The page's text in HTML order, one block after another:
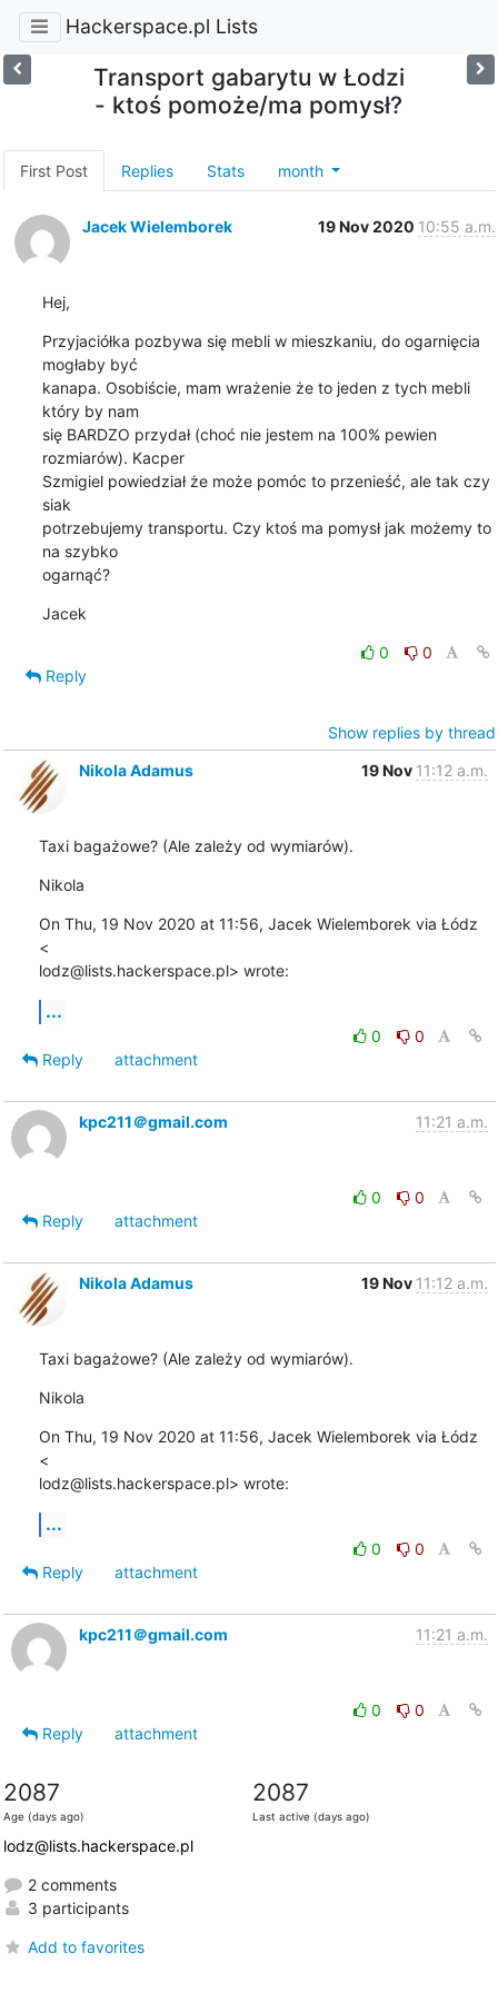
Hackerspace.pl Lists
Transport gabarytu w Łodzi
- ktoś pomoże/ma pomysł?
First Post Replies Stats month
Jacek Wielemborek 19 Nov 2020 10:55 a.m.
Hej,
Przyjaciółka pozbywa się mebli w mieszkaniu, do ogarnięcia
mogłaby być
kanapa. Osobiście, mam wrażenie że to jeden z tych mebli
który by nam
się BARDZO przydał (choć nie jestem na 100% pewien
rozmiarów). Kacper
Szmigiel powiedział że może pomóc to przenieść, ale tak czy
siak
potrzebujemy transportu. Czy ktoś ma pomysł jak możemy to
na szybko
ogarnąć?
Jacek
0
0
Reply
Show replies by thread
Nikola Adamus
19 Nov 11:12 a.m.
Taxi bagażowe? (Ale zależy od wymiarów).
Nikola
On Thu, 19 Nov 2020 at 11:56, Jacek Wielemborek via Łódz
<
lodz@lists.hackerspace.pl> wrote:
...
0
0
Reply
attachment
kpc211＠gmail.com 11:21 a.m.
0
0
Reply
attachment
Nikola Adamus 19 Nov 11:12 a.m.
Taxi bagażowe? (Ale zależy od wymiarów).
Nikola
On Thu, 19 Nov 2020 at 11:56, Jacek Wielemborek via Łódz
<
lodz@lists.hackerspace.pl> wrote:
...
0
0
Reply
attachment
kpc211＠gmail.com 11:21 a.m.
0
0
Reply
attachment
2087
Age (days ago)
2087
Last active (days ago)
lodz@lists.hackerspace.pl
2 comments
3 participants
Add to favorites